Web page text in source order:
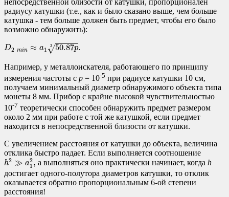
радиусу катушки (т.е., как и было сказано выше, чем больше
катушка - тем больше должен быть предмет, чтобы его было
возможно обнаружить):
D2 min ≈ a1
3
√50.87p.
50.87p3.
Например, у металлоискателя, работающего по принципу
измерения частоты с p = 10-5 при радиусе катушки 10 см,
получаем минимальный диаметр обнаружимого объекта типа
монеты 8 мм. Прибор с крайне высокой чувствительностью
10-7 теоретически способен обнаружить предмет размером
около 2 мм при работе с той же катушкой, если предмет
находится в непосредственной близости от катушки.
С увеличением расстояния от катушки до объекта, величина
отклика быстро падает. Если выполняется соотношение
h2 ≫ a2
1 ,
h2≫a12 а выполняться оно практически начинает, когда h
достигает одного-полутора диаметров катушки, то отклик
оказывается обратно пропорциональным 6-ой степени
расстояния!